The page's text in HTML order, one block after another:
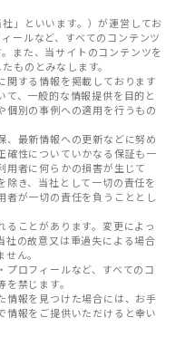
」といいます。）が運営してお
ールなど、すべてのコンテンツ
また、当サイトのコンテンツを
ものとみなします。
関する情報を掲載しております
、一般的な情報提供を目的と
個別の事例への適用を行うもの
、最新情報への更新などに努め
確性についていかなる保証も一
用者に何らかの損害が生じて
除き、当社として一切の責任を
者が一切の責任を負うこととし
ことがあります。変更によっ
社の故意又は重過失による場合
ん。
ロフィールなど、すべてのコ
禁じます。
情報を見つけた場合には、お手
情報をご提供いただけると幸い